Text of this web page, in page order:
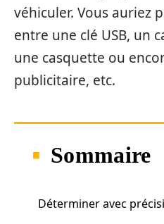
véhiculer. Vous auriez
entre une clé USB, un
une casquette ou
publicitaire, etc.
Sommaire
Déterminer avec